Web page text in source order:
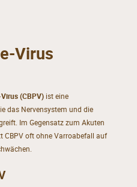
Virus
(CBPV)ist eine
das Nervensystem und die
Im Gegensatz zum Akuten
CBPV oft ohne Varroabefall auf